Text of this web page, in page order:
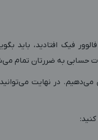
فیک افتادید، باید
حسابی به ضررتان تمام
در نهایت می‌توانید